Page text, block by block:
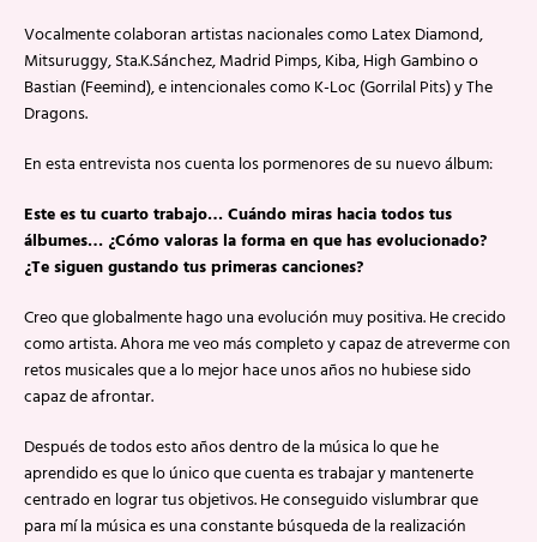
Vocalmente colaboran artistas nacionales como Latex Diamond,
Mitsuruggy, Sta.K.Sánchez, Madrid Pimps, Kiba, High Gambino o
Bastian (Feemind), e intencionales como K-Loc (Gorrilal Pits) y The
Dragons.
En esta entrevista nos cuenta los pormenores de su nuevo álbum:
Este es tu cuarto trabajo… Cuándo miras hacia todos tus
álbumes… ¿Cómo valoras la forma en que has evolucionado?
¿Te siguen gustando tus primeras canciones?
Creo que globalmente hago una evolución muy positiva. He crecido
como artista. Ahora me veo más completo y capaz de atreverme con
retos musicales que a lo mejor hace unos años no hubiese sido
capaz de afrontar.
Después de todos esto años dentro de la música lo que he
aprendido es que lo único que cuenta es trabajar y mantenerte
centrado en lograr tus objetivos. He conseguido vislumbrar que
para mí la música es una constante búsqueda de la realización